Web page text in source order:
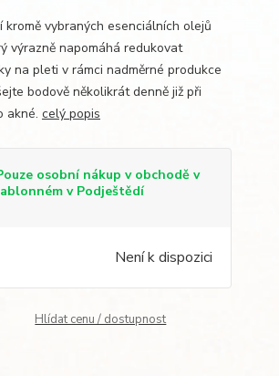
vybraných esenciálních olejů
výrazně napomáhá redukovat
na pleti v rámci nadměrné produkce
bodově několikrát denně již při
akné. celý popis
osobní nákup v obchodě v
v Podještědí
Není k dispozici
Hlídat cenu / dostupnost